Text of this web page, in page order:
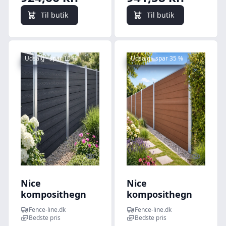
Til butik Til butik
Udsalg - spar 10 %
Quick look
Nice
komposithegn
med
galvaniserede
Fence-line.dk
Bedste pris
Udsalg - spar 35 %
Quick
Nice
komposithegn
med
galvaniserede
Fence-line.dk
Bedste pris